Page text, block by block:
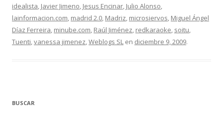
idealista, Javier Jimeno, Jesus Encinar, Julio Alonso,
lainformacion.com, madrid 2.0, Madriz, microsiervos, Miguel Ángel
Díaz Ferreira, minube.com, Raúl Jiménez, redkaraoke, soitu,
Tuenti,vanessa jimenez,Weblogs SL en diciembre 9, 2009.
BUSCAR